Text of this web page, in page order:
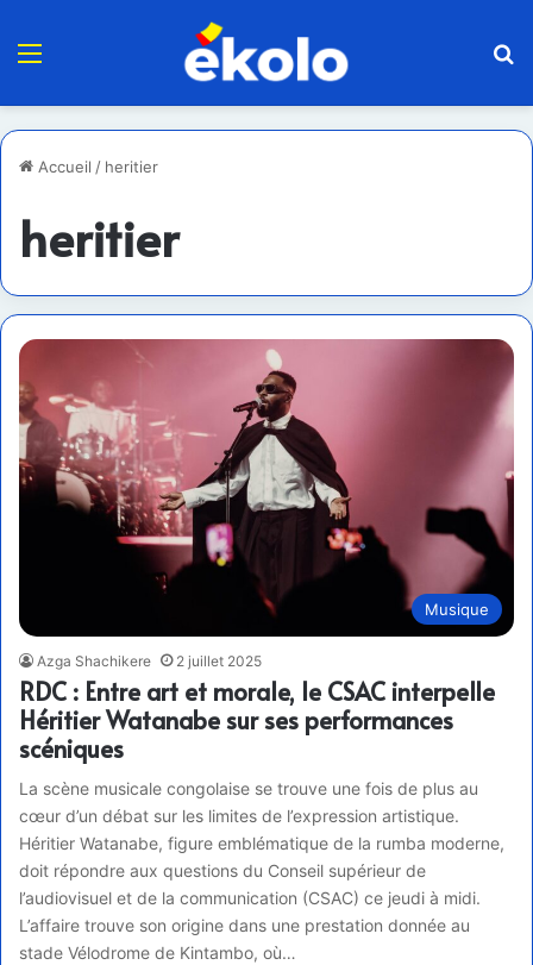
Menu
Accueil / heritier
heritier
Musique
Azga Shachikere 2 juillet 2025
RDC : Entre art et morale, le CSAC interpelle
Héritier Watanabe sur ses performances
scéniques
La scène musicale congolaise se trouve une fois de plus au
cœur d’un débat sur les limites de l’expression artistique.
Héritier Watanabe, figure emblématique de la rumba moderne,
doit répondre aux questions du Conseil supérieur de
l’audiovisuel et de la communication (CSAC) ce jeudi à midi.
L’affaire trouve son origine dans une prestation donnée au
stade Vélodrome de Kintambo, où…